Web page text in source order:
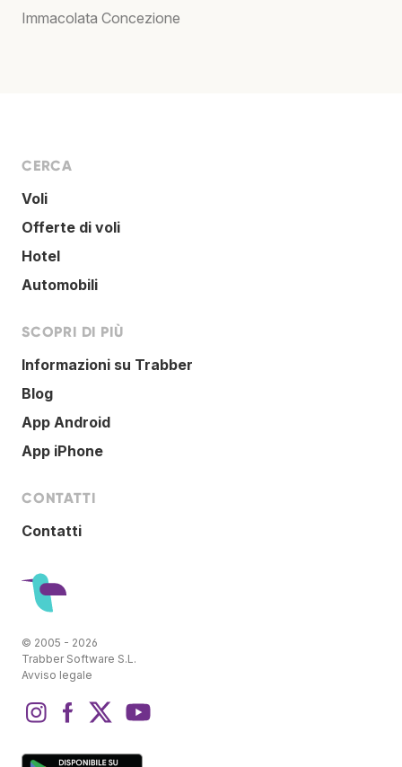
Immacolata Concezione
CERCA
Voli
Offerte di voli
Hotel
Automobili
SCOPRI DI PIÙ
Informazioni su Trabber
Blog
App Android
App iPhone
CONTATTI
Contatti
© 2005 - 2026
Trabber Software S.L.
Avviso legale